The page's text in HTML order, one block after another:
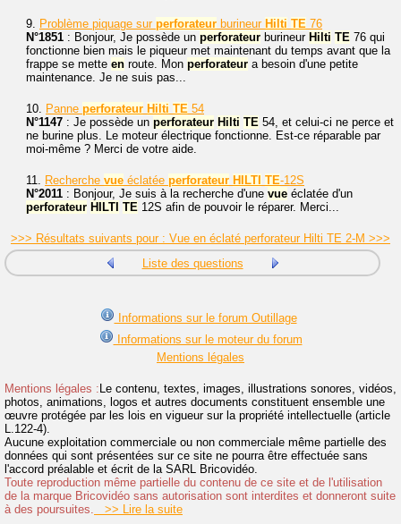
9. Problème piquage sur perforateur burineur Hilti TE 76
N°1851 : Bonjour, Je possède un perforateur burineur Hilti TE 76 qui
fonctionne bien mais le piqueur met maintenant du temps avant que la
frappe se mette en route. Mon perforateur a besoin d'une petite
maintenance. Je ne suis pas...
10. Panne perforateur Hilti TE 54
N°1147 : Je possède un perforateur Hilti TE 54, et celui-ci ne perce et
ne burine plus. Le moteur électrique fonctionne. Est-ce réparable par
moi-même ? Merci de votre aide.
11. Recherche vue éclatée perforateur HILTI TE-12S
N°2011 : Bonjour, Je suis à la recherche d'une vue éclatée d'un
perforateur HILTI TE 12S afin de pouvoir le réparer. Merci...
>>> Résultats suivants pour : Vue en éclaté perforateur Hilti TE 2-M >>>
Liste des questions
Informations sur le forum Outillage
Informations sur le moteur du forum
Mentions légales
Mentions légales :Le contenu, textes, images, illustrations sonores, vidéos,
photos, animations, logos et autres documents constituent ensemble une
œuvre protégée par les lois en vigueur sur la propriété intellectuelle (article
L.122-4).
Aucune exploitation commerciale ou non commerciale même partielle des
données qui sont présentées sur ce site ne pourra être effectuée sans
l'accord préalable et écrit de la SARL Bricovidéo.
Toute reproduction même partielle du contenu de ce site et de l'utilisation
de la marque Bricovidéo sans autorisation sont interdites et donneront suite
à des poursuites.
>> Lire la suite